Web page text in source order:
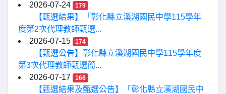
2026-07-24
179
【甄選結果】「彰化縣立溪湖國民中學115學年
度第2次代理教師甄選...
2026-07-15
174
【甄選公告】彰化縣立溪湖國民中學115學年度
第3次代理教師甄選簡...
2026-07-17
168
【甄選結果及甄選公告】「彰化縣立溪湖國民中